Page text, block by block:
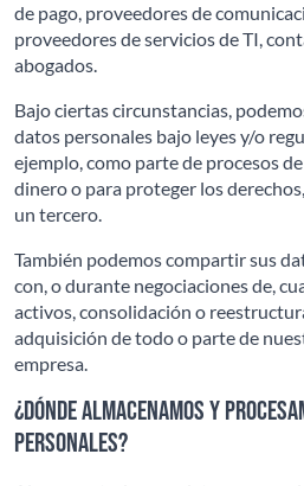
de pago, proveedores de
proveedores de servicios de TI,
abogados.
Bajo ciertas circunstancias,
datos personales bajo leyes y/o
ejemplo, como parte de procesos
dinero o para proteger los
un tercero.
También podemos compartir sus
con, o durante negociaciones de,
activos, consolidación o
adquisición de todo o parte de
empresa.
¿Dónde almacenamos y
personales?